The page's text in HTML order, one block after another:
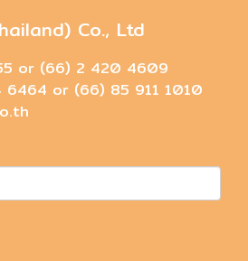
Co., Ltd
or (66) 2 420 4609
6464 or (66) 85 911 1010